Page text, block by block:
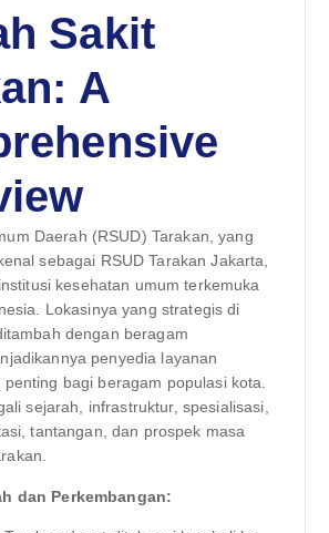
Sakit
A
Daerah (RSUD) Tarakan, yang
sebagai RSUD Tarakan Jakarta,
kesehatan umum terkemuka
Lokasinya yang strategis di
dengan beragam
penyedia layanan
penting bagi beragam populasi kota.
sejarah, infrastruktur, spesialisasi,
tantangan, dan prospek masa
dan Perkembangan: